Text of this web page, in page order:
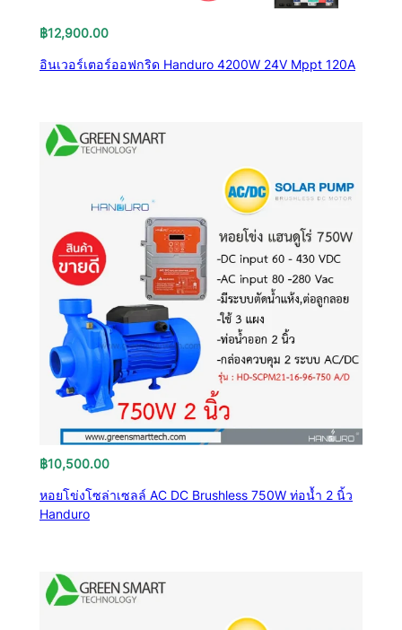
฿12,900.00
อินเวอร์เตอร์ออฟกริด Handuro 4200W 24V Mppt 120A
฿10,500.00
หอยโข่งโซล่าเซลล์ AC DC Brushless 750W ท่อน้ำ 2 นิ้ว
Handuro